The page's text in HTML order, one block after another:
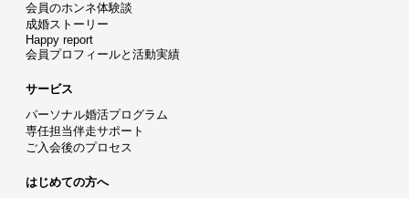
会員のホンネ体験談
成婚ストーリー
Happy report
会員プロフィールと活動実績
サービス
パーソナル婚活プログラム
専任担当伴走サポート
ご入会後のプロセス
はじめての方へ